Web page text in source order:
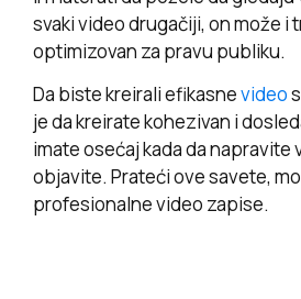
svaki video drugačiji, on može i
optimizovan za pravu publiku.
Da biste kreirali efikasnevideo
je da kreirate kohezivan i
imate osećaj kada da napravite
objavite. Prateći ove savete,
profesionalne video zapise.